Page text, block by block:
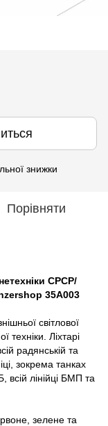
знижки
Порівняти
СРСР/
35A003
світлової
техніки. Ліхтарі
радянській та
зокрема танках
лінійці БМП та
зелене та